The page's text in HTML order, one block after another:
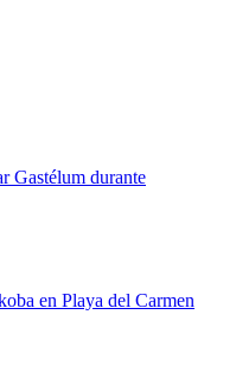
Gastélum durante
en Playa del Carmen